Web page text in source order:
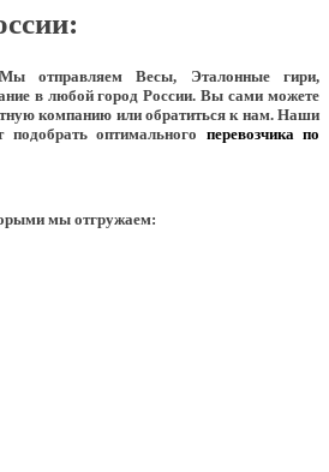
отправляем Весы, Эталонные гири,
в любой город России. Вы сами можете
компанию или обратиться к нам. Наши
подобрать оптимального перевозчика по
мы отгружаем: